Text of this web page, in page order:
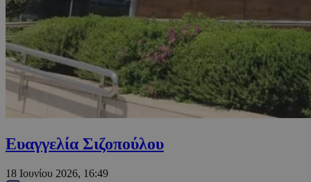
Ευαγγελία Σιζοπούλου
18 Ιουνίου 2026, 16:49